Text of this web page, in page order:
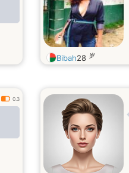
Bibah28 岁
0.3